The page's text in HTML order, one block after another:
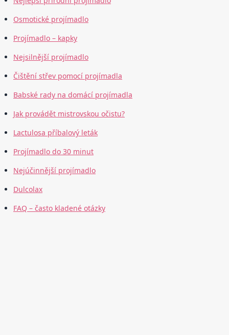
Osmotické projímadlo
Projímadlo – kapky
Nejsilnější projímadlo
Čištění střev pomocí projímadla
Babské rady na domácí projímadla
Jak provádět mistrovskou očistu?
Lactulosa příbalový leták
Projímadlo do 30 minut
Nejúčinnější projímadlo
Dulcolax
FAQ – často kladené otázky